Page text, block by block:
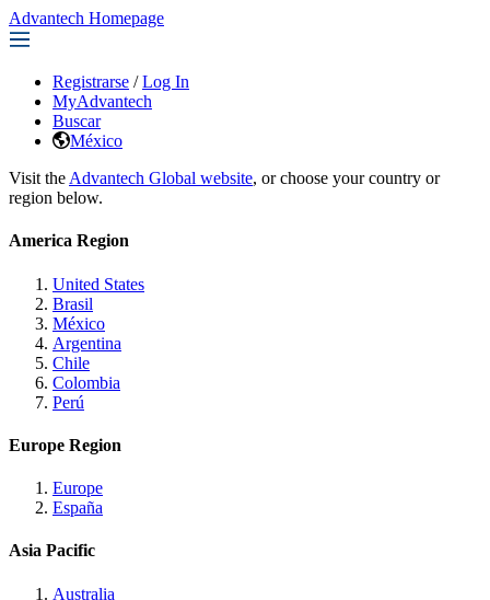
Advantech Homepage
Registrarse / Log In
MyAdvantech
Buscar
México
Visit the Advantech Global website, or choose your country or
region below.
America Region
United States
Brasil
México
Argentina
Chile
Colombia
Perú
Europe Region
Europe
España
Asia Pacific
Australia